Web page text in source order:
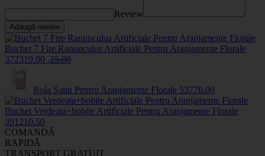
Review
Adaugă review
Buchet 7 Fire Ranunculus Artificiale Pentru Aranjamente Florale
372319.00 ,25.00
Rola Satin Pentru Aranjamente Florale 53776.00
Buchet Verdeata+bobite Artificiale Pentru Aranjamente Florale
391210.50
COMANDĂ
RAPIDĂ
TRANSPORT GRATUIT